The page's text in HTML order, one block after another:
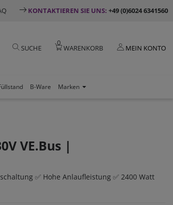
KONTAKTIEREN SIE UNS: +49 (0)6024 6341560
SUCHE
0
WARENKORB MEIN KONTO
B-Ware Marken
VE.Bus |
✅ Hohe Anlaufleistung ✅ 2400 Watt